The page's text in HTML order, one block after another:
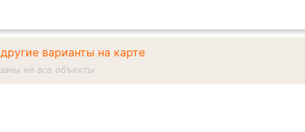
варианты на карте
не все объекты